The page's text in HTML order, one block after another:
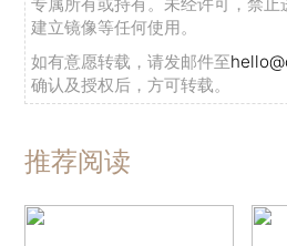
建立镜像等任何使用。
如有意愿转载，请发邮件至
确认及授权后，方可转载。
推荐阅读